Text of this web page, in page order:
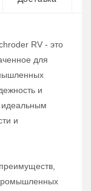
RV - это
для
и
идеальным
и